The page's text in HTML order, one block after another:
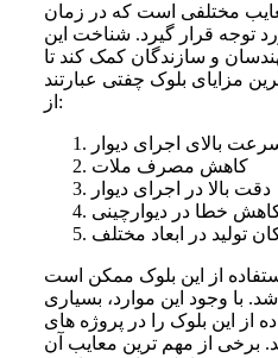
مختلفی است که در زمان
توجه قرار گیرد. شناخت این
و سازندگان کمک کند تا
مزایای بلوک چفتی عبارتند
از:
بالای اجرای دیوار
کاهش مصرف ملات
دقت بالا در اجرای دیوار
خطا در دیوارچینی
تولید در ابعاد مختلف
استفاده از این بلوک ممکن است
با وجود این موارد، بسیاری
از این بلوک را در پروژه های
برخی از مهم ترین معایب آن